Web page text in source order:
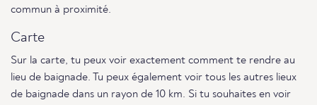
commun à proximité.
Carte
Sur la carte, tu peux voir exactement comment te rendre au
lieu de baignade. Tu peux également voir tous les autres lieux
de baignade dans un rayon de 10 km. Si tu souhaites en voir